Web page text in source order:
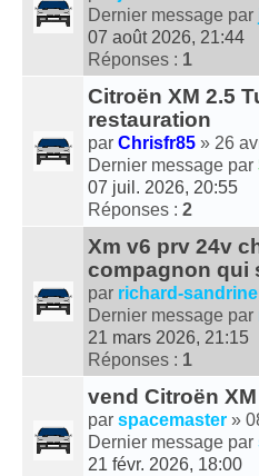
Dernier message par
07 août 2026, 21:44
Réponses : 1
Citroën XM 2.5
restauration
par Chrisfr85 » 26
Dernier message par
07 juil. 2026, 20:55
Réponses : 2
Xm v6 prv 24v
compagnon qui
par richard-sandrine
Dernier message par
21 mars 2026, 21:15
Réponses : 1
vend Citroën
par spacemaster »
Dernier message par
21 févr. 2026, 18:00